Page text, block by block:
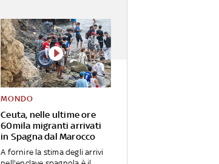
Ceuta, nelle ultime ore
60mila migranti arrivati
in Spagna dal Marocco
MONDO
A fornire la stima degli arrivi